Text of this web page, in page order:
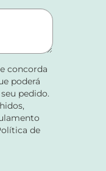
concorda
poderá
pedido.
de